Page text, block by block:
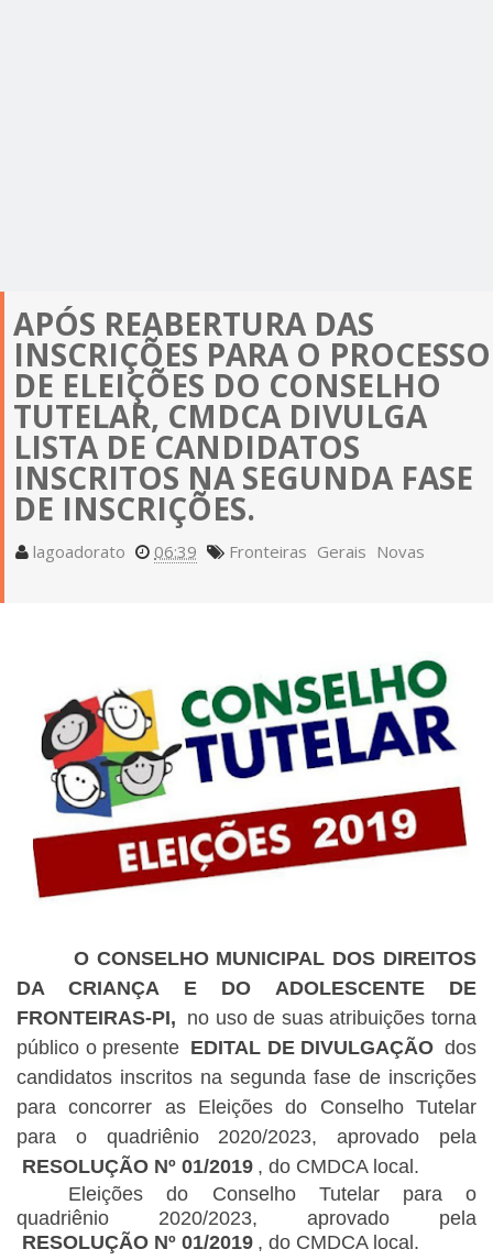
APÓS REABERTURA DAS
INSCRIÇÕES PARA O PROCESSO
DE ELEIÇÕES DO CONSELHO
TUTELAR, CMDCA DIVULGA
LISTA DE CANDIDATOS
INSCRITOS NA SEGUNDA FASE
DE INSCRIÇÕES.
lagoadorato 06:39 Fronteiras Gerais Novas
O CONSELHO MUNICIPAL DOS DIREITOS
DA CRIANÇA E DO ADOLESCENTE DE
FRONTEIRAS-PI, no uso de suas atribuições torna
público o presente EDITAL DE DIVULGAÇÃO dos
candidatos inscritos na segunda fase de inscrições
para concorrer as Eleições do Conselho Tutelar
para o quadriênio 2020/2023, aprovado pela
RESOLUÇÃO Nº 01/2019 , do CMDCA local.
Eleições do Conselho Tutelar para o
quadriênio 2020/2023, aprovado pela
RESOLUÇÃO Nº 01/2019 , do CMDCA local.